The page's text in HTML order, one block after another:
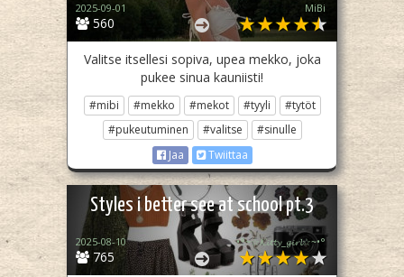
560
2025-09-01 MiBi
Valitse itsellesi sopiva, upea mekko, joka
pukee sinua kauniisti!
#mibi #mekko #mekot #tyyli
#tytöt
#pukeutuminen
#valitse
#sinulle
Jaa
Twiittaa
Styles i better see at school pt.3
765
2025-08-10 •°~☆𝓚𝓲𝓽𝓽𝔂_𝓰𝓲𝓻𝓵☆~•°